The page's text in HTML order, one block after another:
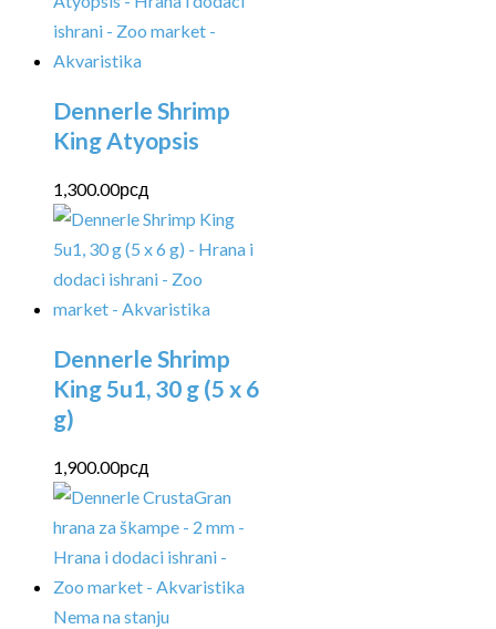
Dennerle Shrimp
King Atyopsis
1,300.00рсд
Dennerle Shrimp
King 5u1, 30 g (5 x 6
g)
1,900.00рсд
Nema na stanju